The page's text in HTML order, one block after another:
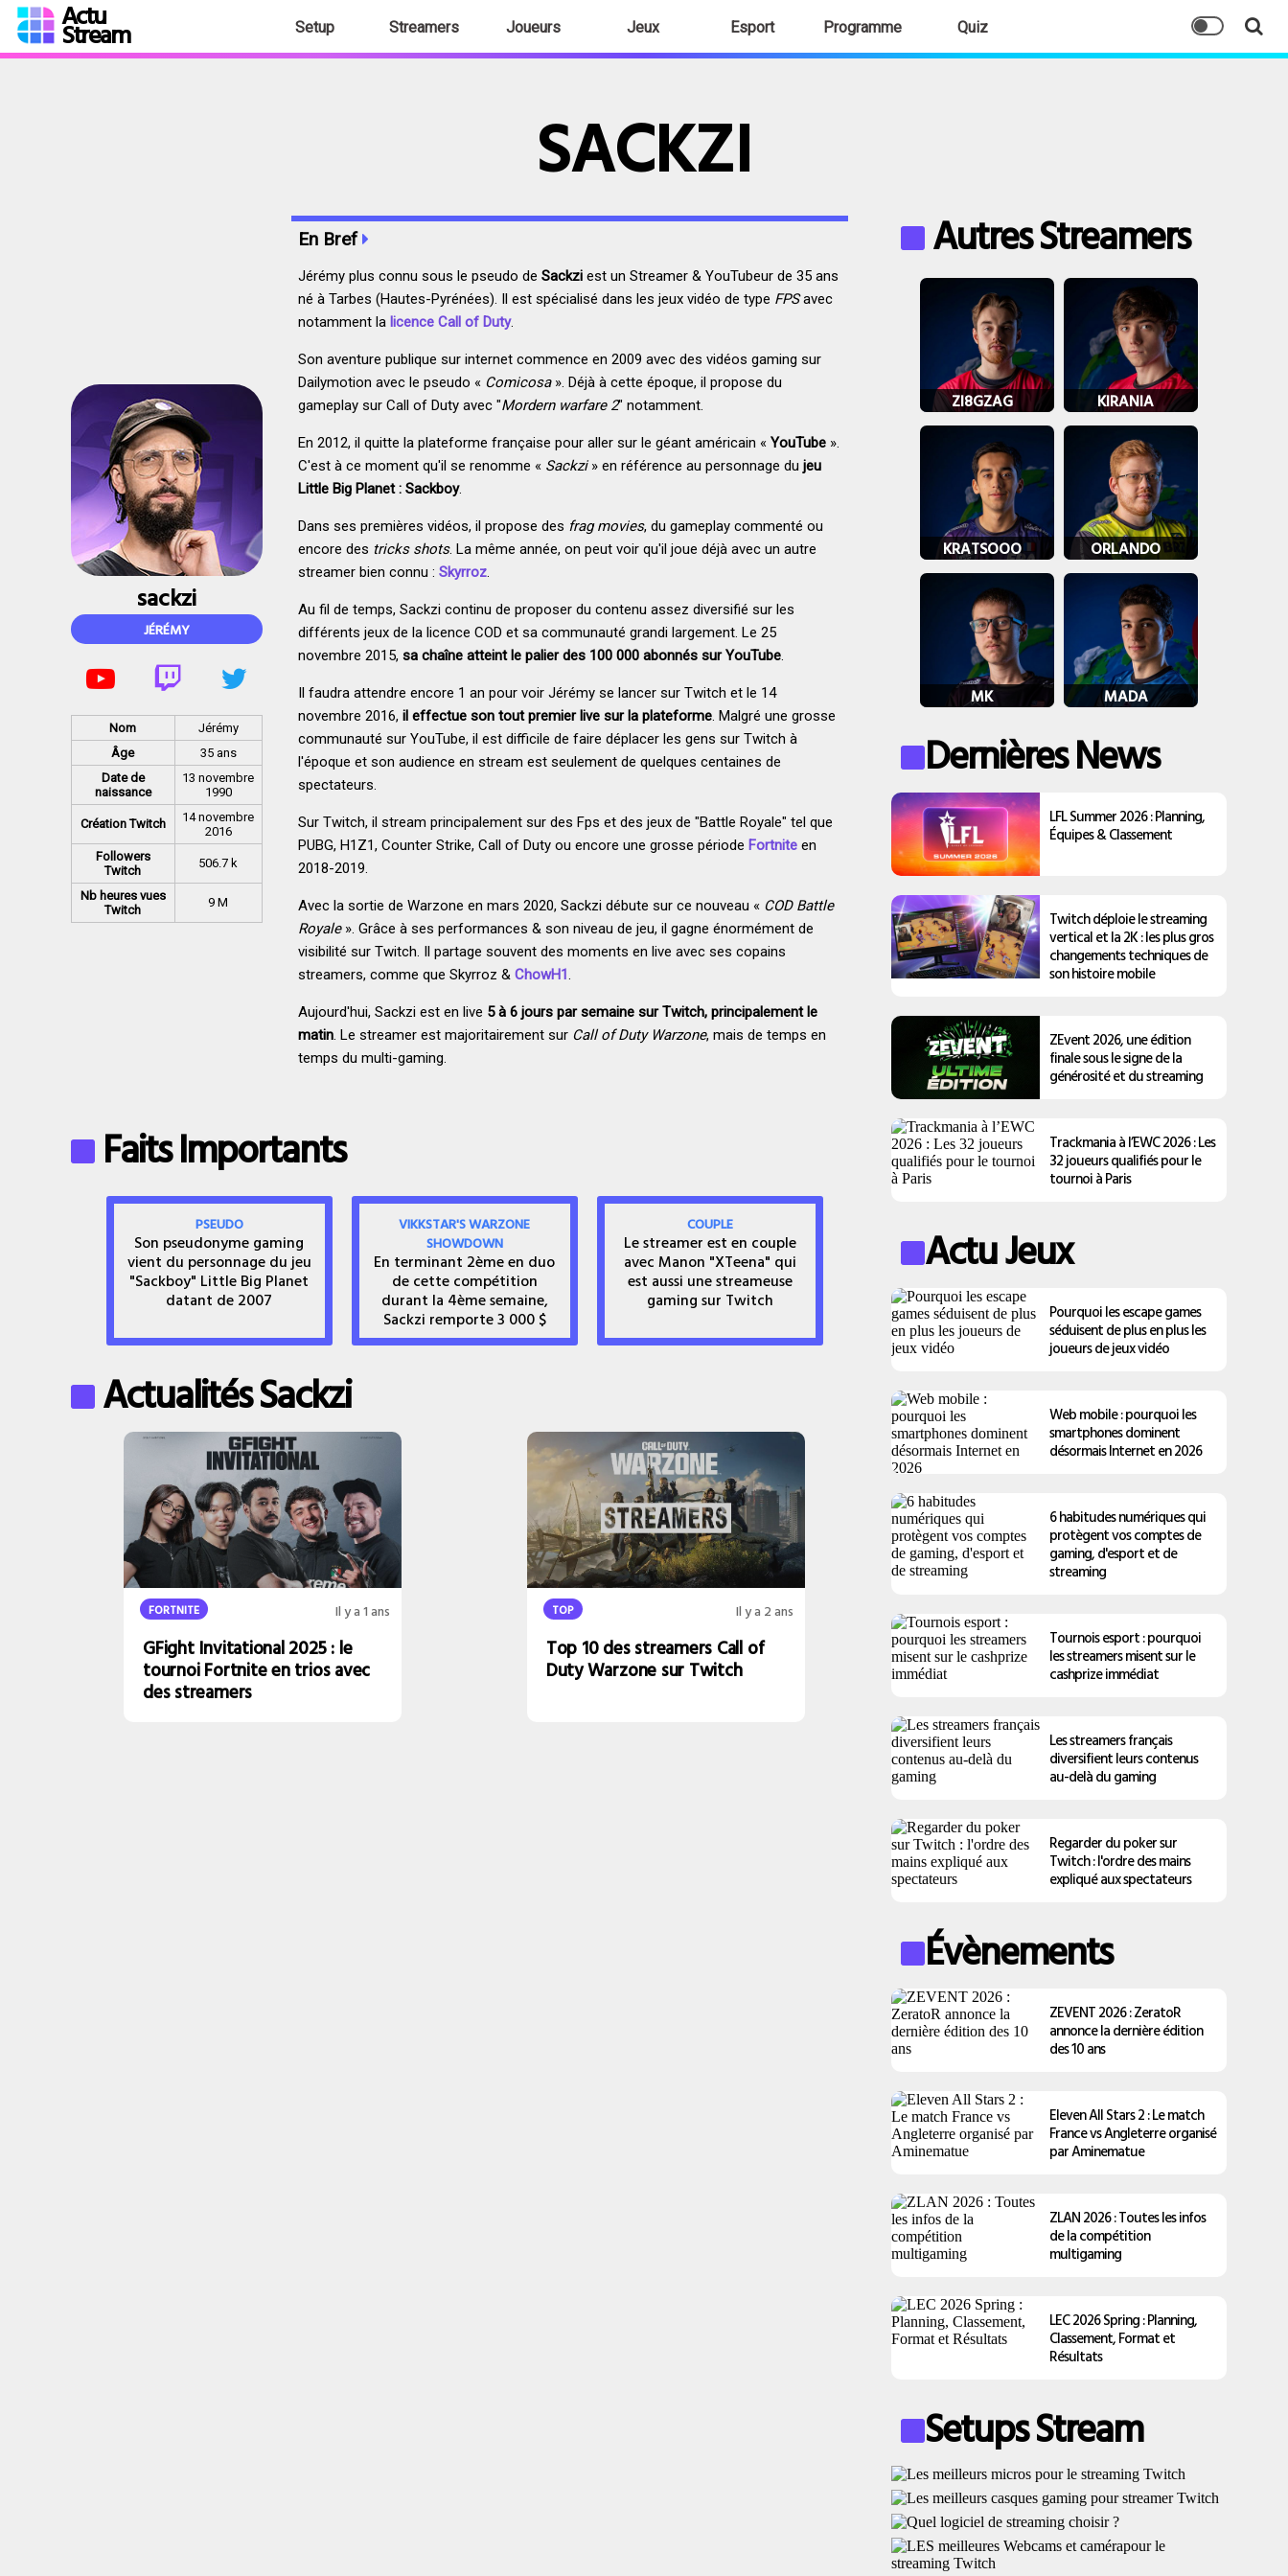
Actu
Stream Setup Streamers Joueurs Jeux Esport Programme Quiz
SACKZI
sackzi
JÉRÉMY
Nom
Jérémy
Âge
35 ans
Date de
naissance
13 novembre
1990
Création Twitch
14 novembre
2016
Followers
Twitch
506.7 k
Nb heures vues
Twitch
9 M
En Bref
Jérémy plus connu sous le pseudo de Sackzi est un Streamer & YouTubeur de 35 ans
né à Tarbes (Hautes-Pyrénées). Il est spécialisé dans les jeux vidéo de type FPSavec
notamment la licence Call of Duty.
Son aventure publique sur internet commence en 2009 avec des vidéos gaming sur
Dailymotion avec le pseudo « Comicosa ». Déjà à cette époque, il propose du
gameplay sur Call of Duty avec "Mordern warfare 2" notamment.
En 2012, il quitte la plateforme française pour aller sur le géant américain « YouTube ».
C'est à ce moment qu'il se renomme « Sackzi» en référence au personnage du jeu
Little Big Planet : Sackboy.
Dans ses premières vidéos, il propose des frag movies, du gameplay commenté ou
encore des tricks shots. La même année, on peut voir qu'il joue déjà avec un autre
streamer bien connu : Skyrroz.
Au fil de temps, Sackzi continu de proposer du contenu assez diversifié sur les
différents jeux de la licence COD et sa communauté grandi largement. Le 25
novembre 2015, sa chaîne atteint le palier des 100 000 abonnés sur YouTube.
Il faudra attendre encore 1 an pour voir Jérémy se lancer sur Twitch et le 14
novembre 2016, il effectue son tout premier live sur la plateforme. Malgré une grosse
communauté sur YouTube, il est difficile de faire déplacer les gens sur Twitch à
l'époque et son audience en stream est seulement de quelques centaines de
spectateurs.
Sur Twitch, il stream principalement sur des Fps et des jeux de "Battle Royale" tel que
PUBG, H1Z1, Counter Strike, Call of Duty ou encore une grosse période Fortniteen
2018-2019.
Avec la sortie de Warzone en mars 2020, Sackzi débute sur ce nouveau « COD Battle
Royale ». Grâce à ses performances & son niveau de jeu, il gagne énormément de
visibilité sur Twitch. Il partage souvent des moments en live avec ses copains
streamers, comme que Skyrroz & ChowH1.
Aujourd'hui, Sackzi est en live 5 à 6 jours par semaine sur Twitch, principalement le
matin. Le streamer est majoritairement sur Call of Duty Warzone, mais de temps en
temps du multi-gaming.
Faits Importants
PSEUDO
Son pseudonyme gaming
vient du personnage du jeu
"Sackboy" Little Big Planet
datant de 2007
VIKKSTAR'S WARZONE
SHOWDOWN
En terminant 2ème en duo
de cette compétition
durant la 4ème semaine,
Sackzi remporte 3 000 $
COUPLE
Le streamer est en couple
avec Manon "XTeena" qui
est aussi une streameuse
gaming sur Twitch
Actualités Sackzi
FORTNITE Il y a 1 ans
GFight Invitational 2025 : le
tournoi Fortnite en trios avec
des streamers
TOP Il y a 2 ans
Top 10 des streamers Call of
Duty Warzone sur Twitch
Autres Streamers
ZI8GZAG KIRANIA
KRATSOOO ORLANDO
MK MADA
Dernières News
LFL Summer 2026 : Planning,
Équipes & Classement
Twitch déploie le streaming
vertical et la 2K : les plus gros
changements techniques de
son histoire mobile
ZEvent 2026, une édition
finale sous le signe de la
générosité et du streaming
Trackmania à l’EWC 2026 : Les
32 joueurs qualifiés pour le
tournoi à Paris
Actu Jeux
Pourquoi les escape games
séduisent de plus en plus les
joueurs de jeux vidéo
Web mobile : pourquoi les
smartphones dominent
désormais Internet en 2026
6 habitudes numériques qui
protègent vos comptes de
gaming, d'esport et de
streaming
Tournois esport : pourquoi
les streamers misent sur le
cashprize immédiat
Les streamers français
diversifient leurs contenus
au-delà du gaming
Regarder du poker sur
Twitch : l'ordre des mains
expliqué aux spectateurs
Évènements
ZEVENT 2026 : ZeratoR
annonce la dernière édition
des 10 ans
Eleven All Stars 2 : Le match
France vs Angleterre organisé
par Aminematue
ZLAN 2026 : Toutes les infos
de la compétition
multigaming
LEC 2026 Spring : Planning,
Classement, Format et
Résultats
Setups Stream